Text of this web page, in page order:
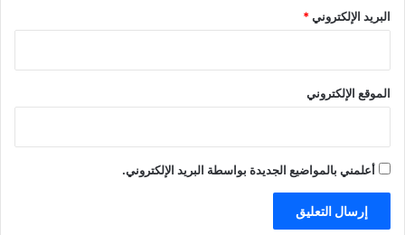
البريد الإلكتروني*
الموقع الإلكتروني
أعلمني بالمواضيع الجديدة بواسطة البريد الإلكتروني.